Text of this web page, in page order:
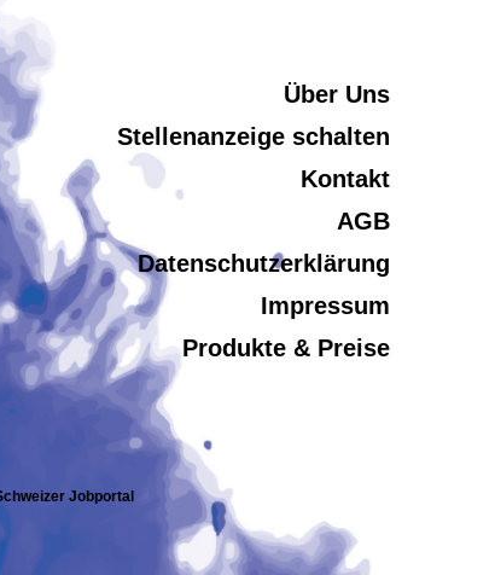
Über Uns
Stellenanzeige schalten
Kontakt
AGB
Datenschutzerklärung
Impressum
Produkte & Preise
Jobportal